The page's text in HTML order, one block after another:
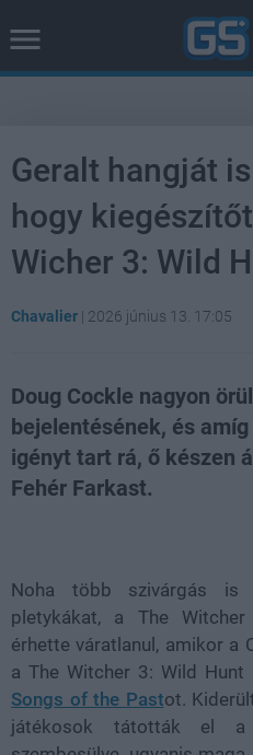
Geralt hangját
hogy
Wicher 3: Wild
Chavalier | 2026 június 13. 17:05
Doug Cockle nagyon
bejelentésének, és amíg
igényt tart rá, ő készen
Fehér Farkast.
Noha több szivárgás is
pletykákat, a The
érhette váratlanul, amikor a
a The Witcher 3: Wild
Songs of the Pastot.
játékosok tátották el a